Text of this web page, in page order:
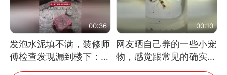
00:36
发泡水泥填不满，装修师
傅检查发现漏到楼下：出
风口未延伸到外墙
00:10
网友晒自己养的一些小宠
物，感觉跟常见的确实有
些不一样